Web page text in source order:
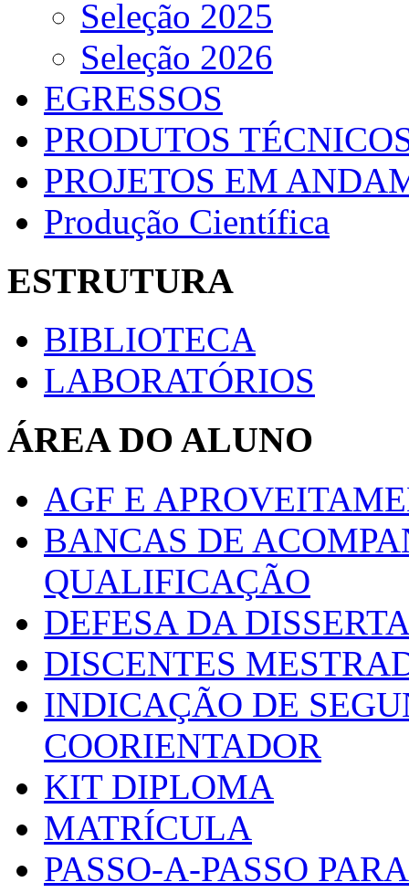
Seleção 2025
Seleção 2026
EGRESSOS
PRODUTOS
PROJETOS EM
Produção Científica
ESTRUTURA
BIBLIOTECA
LABORATÓRIOS
ÁREA DO ALUNO
AGF E
BANCAS DE
QUALIFICAÇÃO
DEFESA DA
DISCENTES
INDICAÇÃO DE
COORIENTADOR
KIT DIPLOMA
MATRÍCULA
PASSO-A-PASSO